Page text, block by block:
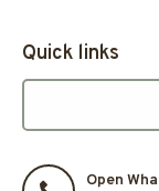
Quick links
Open